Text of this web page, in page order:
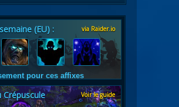
(EU) : via Raider.io
pour ces affixes
Crépuscule Voir le guide